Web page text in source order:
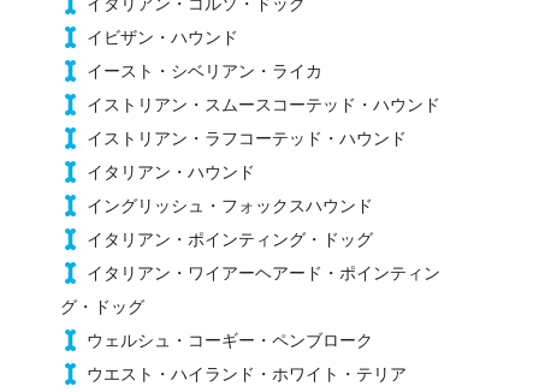
イビザン・ハウンド
イースト・シベリアン・ライカ
イストリアン・スムースコーテッド・ハウンド
イストリアン・ラフコーテッド・ハウンド
イタリアン・ハウンド
イングリッシュ・フォックスハウンド
イタリアン・ポインティング・ドッグ
イタリアン・ワイアーヘアード・ポインティン
グ・ドッグ
ウェルシュ・コーギー・ペンブローク
ウエスト・ハイランド・ホワイト・テリア